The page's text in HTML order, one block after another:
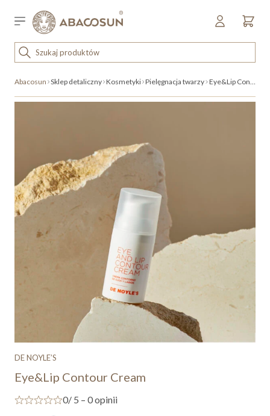
Sklep detaliczny
OUTLET
KOSMETYKI
Abacosun Sklep detaliczny Kosmetyki Pielęgnacja twarzy Eye&Lip Contour Cream
DE NOYLE’S
Eye&Lip Contour Cream
0/ 5 – 0 opinii